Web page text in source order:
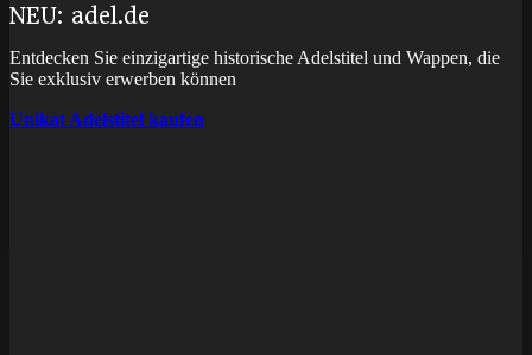
NEU: adel.de
Entdecken Sie einzigartige historische Adelstitel und Wappen, die
Sie exklusiv erwerben können
Unikat Adelstitel kaufen